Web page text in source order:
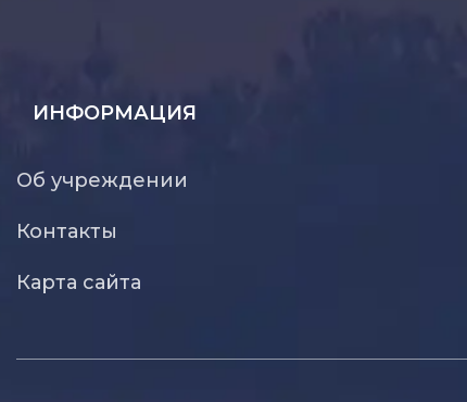
ИНФОРМАЦИЯ
Об учреждении
Контакты
Карта сайта